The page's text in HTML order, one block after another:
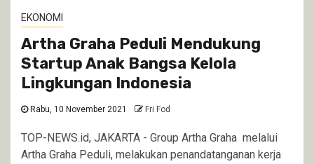
EKONOMI
Artha Graha Peduli Mendukung
Startup Anak Bangsa Kelola
Lingkungan Indonesia
Rabu, 10 November 2021 Fri Fod
TOP-NEWS.id, JAKARTA - Group Artha Graha melalui
Artha Graha Peduli, melakukan penandatanganan kerja